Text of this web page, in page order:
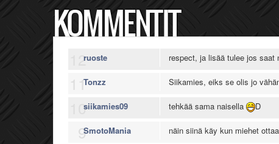
KOMMENTIT
12ruoste respect, ja lisää tulee jos saat
11Tonzz Siikamies, eiks se olis jo
10siikamies09 tehkää sama naisella D
9SmotoMania näin siinä käy kun miehet